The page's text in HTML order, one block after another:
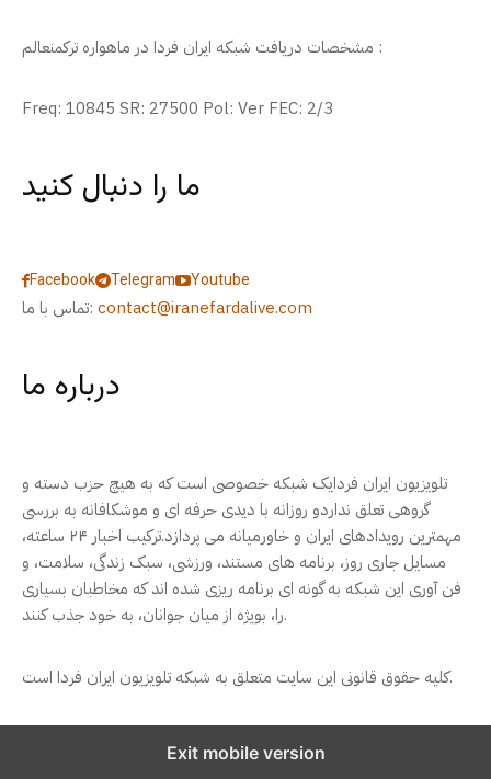
مشخصات دریافت شبکه ایران فردا در ماهواره ترکمنعالم :
Freq: 10845 SR: 27500 Pol: Ver FEC: 2/3
ما را دنبال کنید
Facebook Telegram
Youtube
تماس با ما: contact@iranefardalive.com
درباره ما
تلویزیون ایران فردایک شبکه خصوصی است که به هیچ حزب دسته و
گروهی تعلق نداردو روزانه با دیدی حرفه ای و موشکافانه به بررسی
مهمترین رویدادهای ایران و خاورمیانه می پردازد.ترکیب اخبار ۲۴ ساعته،
مسایل جاری روز، برنامه های مستند، ورزشی، سبک زندگی، سلامت، و
فن آوری این شبکه به گونه ای برنامه ریزی شده اند که مخاطبان بسیاری
را، بویژه از میان جوانان، به خود جذب کنند.
کلیه حقوق قانونی این سایت متعلق به شبکه تلویزیون ایران فردا است.
Exit mobile version